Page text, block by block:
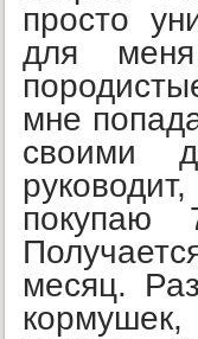
просто
для
мне
своими
покупаю
месяц.